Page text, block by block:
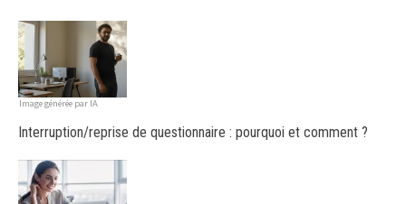
Image générée par IA
Interruption/reprise de questionnaire : pourquoi et comment ?